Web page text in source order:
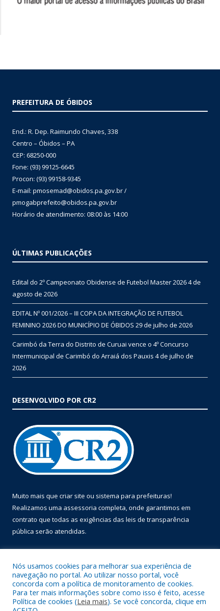
PREFEITURA DE ÓBIDOS
End.: R. Dep. Raimundo Chaves, 338
Centro – Óbidos – PA
CEP: 68250-000
Fone: (93) 99125-6645
Procon: (93) 99158-9345
E-mail: pmosemad@obidos.pa.gov.br /
pmogabprefeito@obidos.pa.gov.br
Horário de atendimento: 08:00 às 14:00
ÚLTIMAS PUBLICAÇÕES
Edital do 2º Campeonato Obidense de Futebol Master 20264 de
agosto de 2026
EDITAL Nº 001/2026 – III COPA DA INTEGRAÇÃO DE FUTEBOL
FEMININO 2026 DO MUNICÍPIO DE ÓBIDOS 29 de julho de 2026
Carimbó da Terra do Distrito de Curuai vence o 4º Concurso
Intermunicipal de Carimbó do Arraiá dos Pauxis 4 de julho de
2026
DESENVOLVIDO POR CR2
Muito mais que criar site ou sistema para prefeituras!
Realizamos uma assessoria completa, onde garantimos em
contrato que todas as exigências das leis de transparência
pública serão atendidas.
Todos os direitos reservados a Prefeitura Municipal de Óbidos.
Nós usamos cookies para melhorar sua experiência de
navegação no portal. Ao utilizar nosso portal, você
concorda com a política de monitoramento de cookies.
Para ter mais informações sobre como isso é feito, acesse
Política de cookies (Leia mais). Se você concorda, clique em